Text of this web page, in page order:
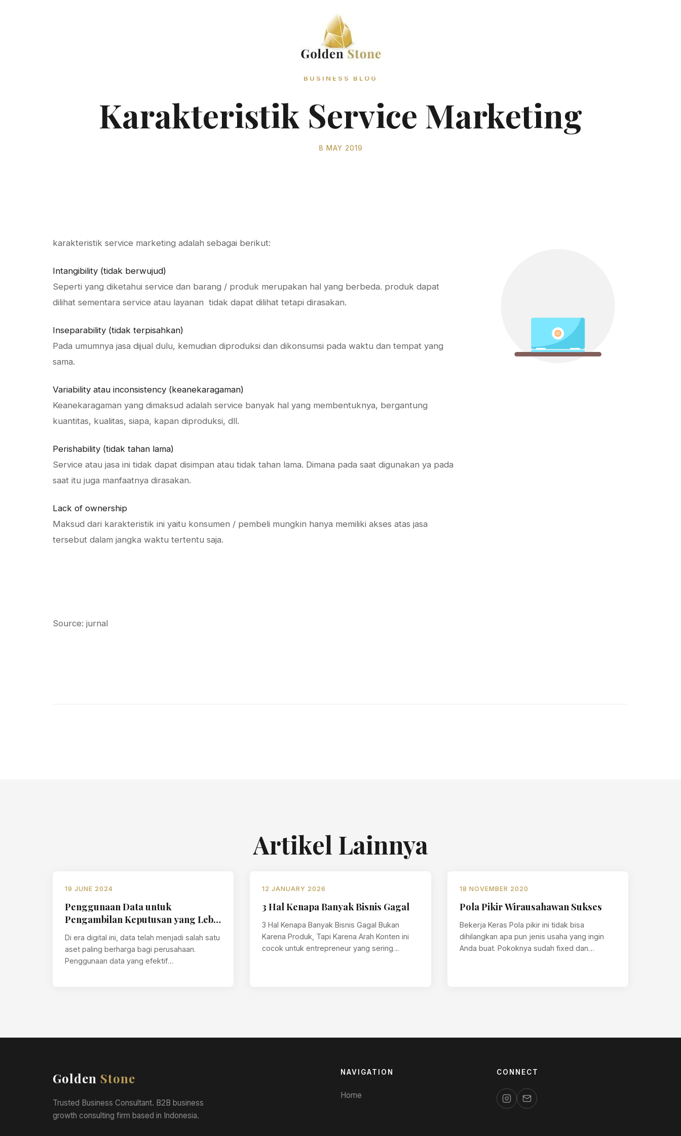
BUSINESS BLOG
Karakteristik Service Marketing
8 MAY 2019
karakteristik service marketing adalah sebagai berikut:
Intangibility (tidak berwujud)
Seperti yang diketahui service dan barang / produk merupakan hal yang berbeda. produk dapat
dilihat sementara service atau layanan tidak dapat dilihat tetapi dirasakan.
Inseparability (tidak terpisahkan)
Pada umumnya jasa dijual dulu, kemudian diproduksi dan dikonsumsi pada waktu dan tempat yang
sama.
Variability atau inconsistency (keanekaragaman)
Keanekaragaman yang dimaksud adalah service banyak hal yang membentuknya, bergantung
kuantitas, kualitas, siapa, kapan diproduksi, dll.
Perishability (tidak tahan lama)
Service atau jasa ini tidak dapat disimpan atau tidak tahan lama. Dimana pada saat digunakan ya pada
saat itu juga manfaatnya dirasakan.
Lack of ownership
Maksud dari karakteristik ini yaitu konsumen / pembeli mungkin hanya memiliki akses atas jasa
tersebut dalam jangka waktu tertentu saja.
Source: jurnal
Artikel Lainnya
19 JUNE 2024
Penggunaan Data untuk
Pengambilan Keputusan yang Lebih
Baik
Di era digital ini, data telah menjadi salah satu
aset paling berharga bagi perusahaan.
Penggunaan data yang efektif
12 JANUARY 2026
3 Hal Kenapa Banyak Bisnis Gagal
3 Hal Kenapa Banyak Bisnis Gagal Bukan
Karena Produk, Tapi Karena Arah Konten ini
cocok untuk entrepreneur yang sering
18 NOVEMBER 2020
Pola Pikir Wirausahawan Sukses
Bekerja Keras Pola pikir ini tidak bisa
dihilangkan apa pun jenis usaha yang ingin
Anda buat. Pokoknya sudah fixed dan…
Golden Stone
Trusted Business Consultant. B2B business
growth consulting firm based in Indonesia.
NAVIGATION
Home
CONNECT